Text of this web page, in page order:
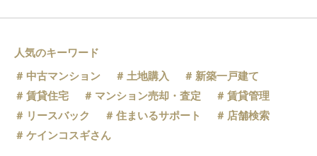
人気のキーワード
中古マンション
土地購入
新築一戸建て
賃貸住宅
マンション売却・査定
賃貸管理
リースバック
住まいるサポート
店舗検索
ケインコスギさん